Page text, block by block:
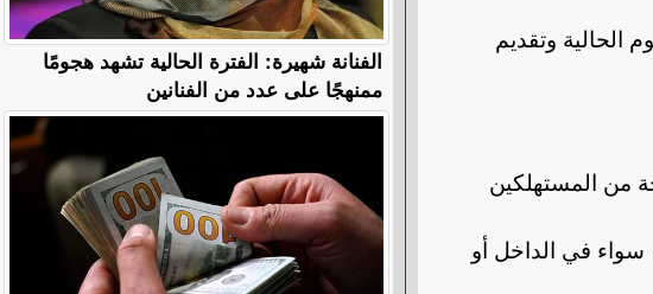
الحالية وتقديم
من المستهلكين
في الداخل أو
الفنانة شهيرة: الفترة الحالية تشهد هجومًا
ممنهجًا على عدد من الفنانين